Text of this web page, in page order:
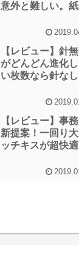
意外と難しい。
【レビュー】針
がどんどん進化
い枚数なら針な
【レビュー】事
新提案！一回り
ッチキスが超快適